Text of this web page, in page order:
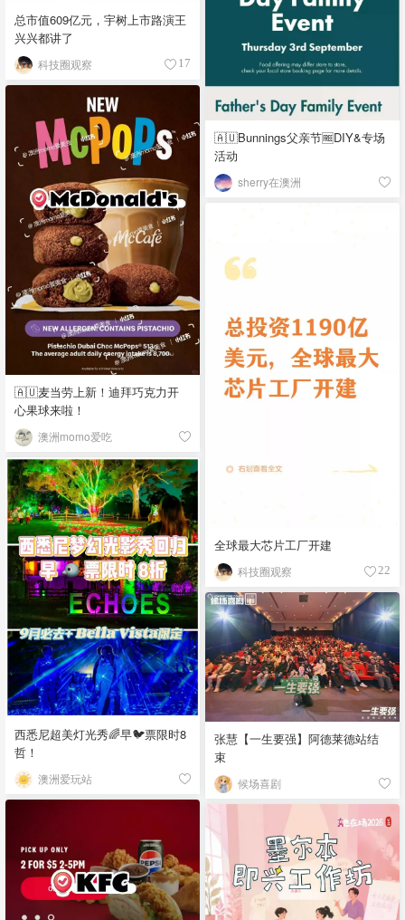
总市值609亿元，宇树上市路演王
兴兴都讲了
科技圈观察 17
🇦🇺Bunnings父亲节🆓DIY&专场
活动
sherry在澳洲
🇦🇺麦当劳上新！迪拜巧克力开
心果球来啦！
澳洲momo爱吃
全球最大芯片工厂开建
科技圈观察 22
西悉尼超美灯光秀🌈早🐦票限时8
哲！
澳洲爱玩站
张慧【一生要强】阿德莱德站结
束
候场喜剧